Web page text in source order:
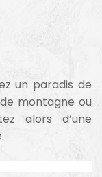
un paradis de
montagne ou
alors d’une